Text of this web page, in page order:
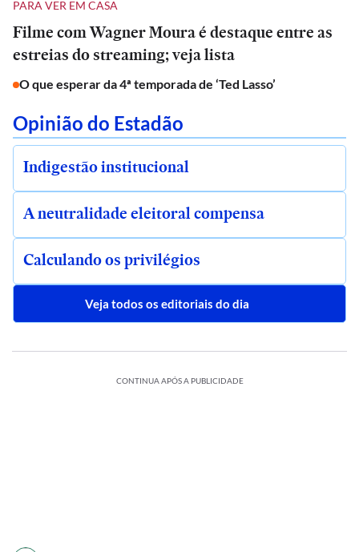
PARA VER EM CASA
Filme com Wagner Moura é destaque entre as
estreias do streaming; veja lista
O que esperar da 4ª temporada de ‘Ted Lasso’
Opinião do Estadão
Indigestão institucional
A neutralidade eleitoral compensa
Calculando os privilégios
Veja todos os editoriais do dia
CONTINUA APÓS A PUBLICIDADE